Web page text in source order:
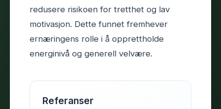
redusere risikoen for tretthet og lav
motivasjon. Dette funnet fremhever
ernæringens rolle i å opprettholde
energinivå og generell velvære.
Referanser